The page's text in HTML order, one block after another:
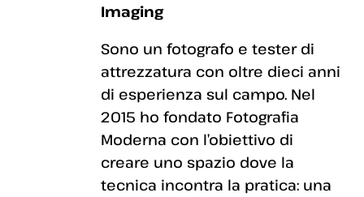
Imaging
Sono un fotografo e tester di
attrezzatura con oltre dieci anni
di esperienza sul campo. Nel
2015 ho fondato Fotografia
Moderna con l’obiettivo di
creare uno spazio dove la
tecnica incontra la pratica: una